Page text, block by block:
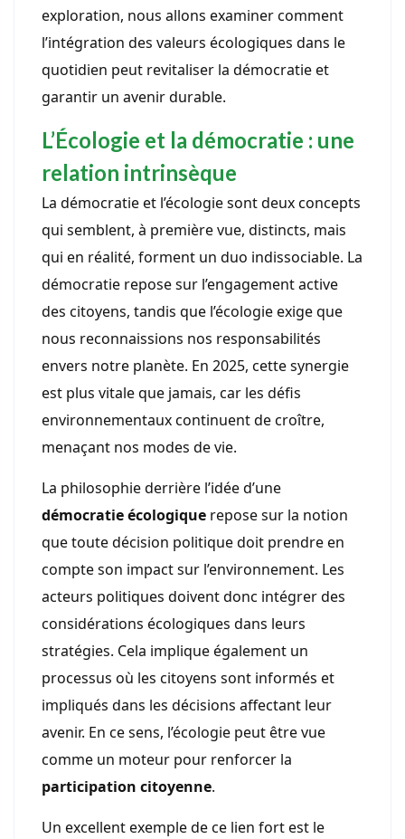
exploration, nous allons examiner comment
l’intégration des valeurs écologiques dans le
quotidien peut revitaliser la démocratie et
garantir un avenir durable.
L’Écologie et la démocratie : une
relation intrinsèque
La démocratie et l’écologie sont deux concepts
qui semblent, à première vue, distincts, mais
qui en réalité, forment un duo indissociable. La
démocratie repose sur l’engagement active
des citoyens, tandis que l’écologie exige que
nous reconnaissions nos responsabilités
envers notre planète. En 2025, cette synergie
est plus vitale que jamais, car les défis
environnementaux continuent de croître,
menaçant nos modes de vie.
La philosophie derrière l’idée d’une
démocratie écologique repose sur la notion
que toute décision politique doit prendre en
compte son impact sur l’environnement. Les
acteurs politiques doivent donc intégrer des
considérations écologiques dans leurs
stratégies. Cela implique également un
processus où les citoyens sont informés et
impliqués dans les décisions affectant leur
avenir. En ce sens, l’écologie peut être vue
comme un moteur pour renforcer la
participation citoyenne.
Un excellent exemple de ce lien fort est le